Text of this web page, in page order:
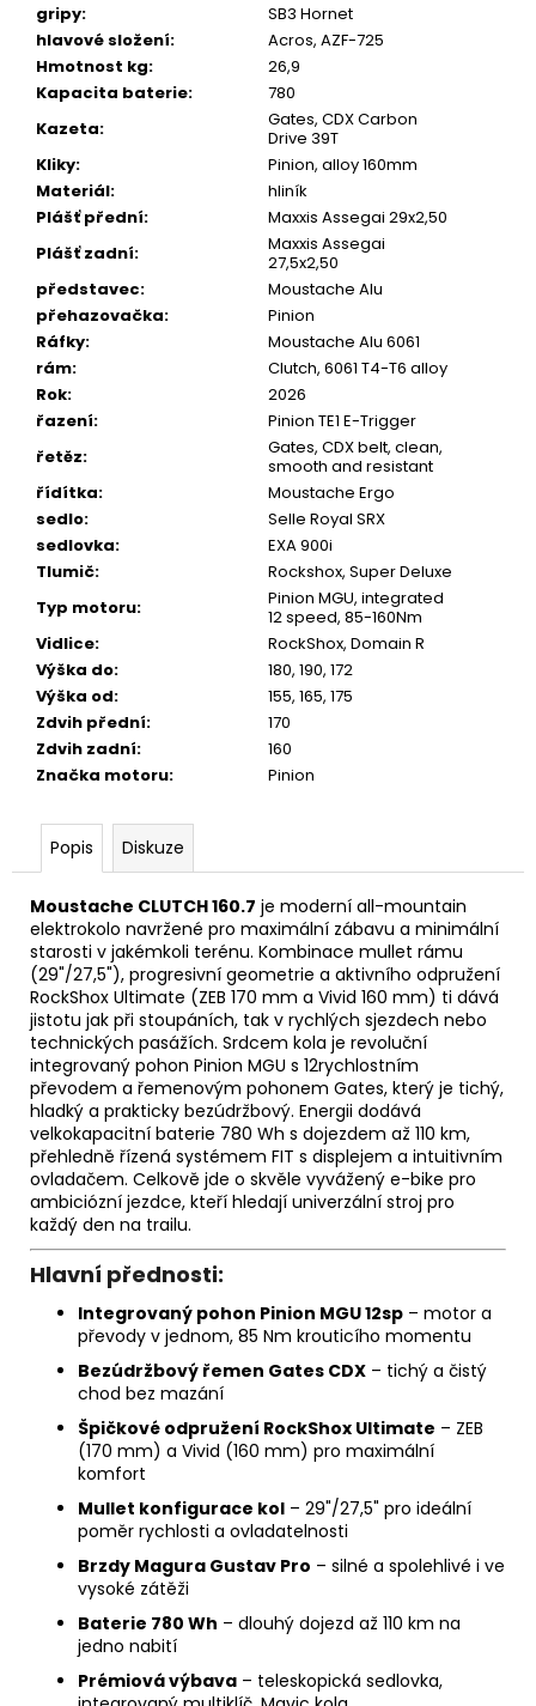
gripy:
SB3 Hornet
hlavové složení:
Acros, AZF-725
Hmotnost kg:
26,9
Kapacita baterie:
780
Kazeta:
Gates, CDX Carbon
Drive 39T
Kliky:
Pinion, alloy 160mm
Materiál:
hliník
Plášť přední:
Maxxis Assegai 29x2,50
Plášť zadní:
Maxxis Assegai
27,5x2,50
představec:
Moustache Alu
přehazovačka:
Pinion
Ráfky:
Moustache Alu 6061
rám:
Clutch, 6061 T4-T6 alloy
Rok:
2026
řazení:
Pinion TE1 E-Trigger
řetěz:
Gates, CDX belt, clean,
smooth and resistant
řídítka:
Moustache Ergo
sedlo:
Selle Royal SRX
sedlovka:
EXA 900i
Tlumič:
Rockshox, Super Deluxe
Typ motoru:
Pinion MGU, integrated
12 speed, 85-160Nm
Vidlice:
RockShox, Domain R
Výška do:
180, 190, 172
Výška od:
155, 165, 175
Zdvih přední:
170
Zdvih zadní:
160
Značka motoru: Pinion
Popis Diskuze
Moustache CLUTCH 160.7 je moderní all-mountain
elektrokolo navržené pro maximální zábavu a minimální
starosti v jakémkoli terénu. Kombinace mullet rámu
(29"/27,5"), progresivní geometrie a aktivního odpružení
RockShox Ultimate (ZEB 170 mm a Vivid 160 mm) ti dává
jistotu jak při stoupáních, tak v rychlých sjezdech nebo
technických pasážích. Srdcem kola je revoluční
integrovaný pohon Pinion MGU s 12rychlostním
převodem a řemenovým pohonem Gates, který je tichý,
hladký a prakticky bezúdržbový. Energii dodává
velkokapacitní baterie 780 Wh s dojezdem až 110 km,
přehledně řízená systémem FIT s displejem a intuitivním
ovladačem. Celkově jde o skvěle vyvážený e-bike pro
ambiciózní jezdce, kteří hledají univerzální stroj pro
každý den na trailu.
Hlavní přednosti:
Integrovaný pohon Pinion MGU 12sp – motor a
převody v jednom, 85 Nm krouticího momentu
Bezúdržbový řemen Gates CDX – tichý a čistý
chod bez mazání
Špičkové odpružení RockShox Ultimate – ZEB
(170 mm) a Vivid (160 mm) pro maximální
komfort
Mullet konfigurace kol – 29"/27,5" pro ideální
poměr rychlosti a ovladatelnosti
Brzdy Magura Gustav Pro – silné a spolehlivé i ve
vysoké zátěži
Baterie 780 Wh – dlouhý dojezd až 110 km na
jedno nabití
Prémiová výbava – teleskopická sedlovka,